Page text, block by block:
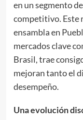
en un segmento
competitivo. Este
ensambla en
mercados clave
Brasil, trae
mejoran tanto el
desempeño.
Una evolución